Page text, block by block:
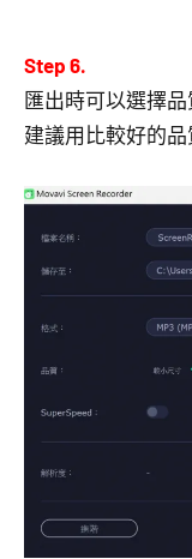
Step 6.
匯出時可以選擇
建議用比較好的品